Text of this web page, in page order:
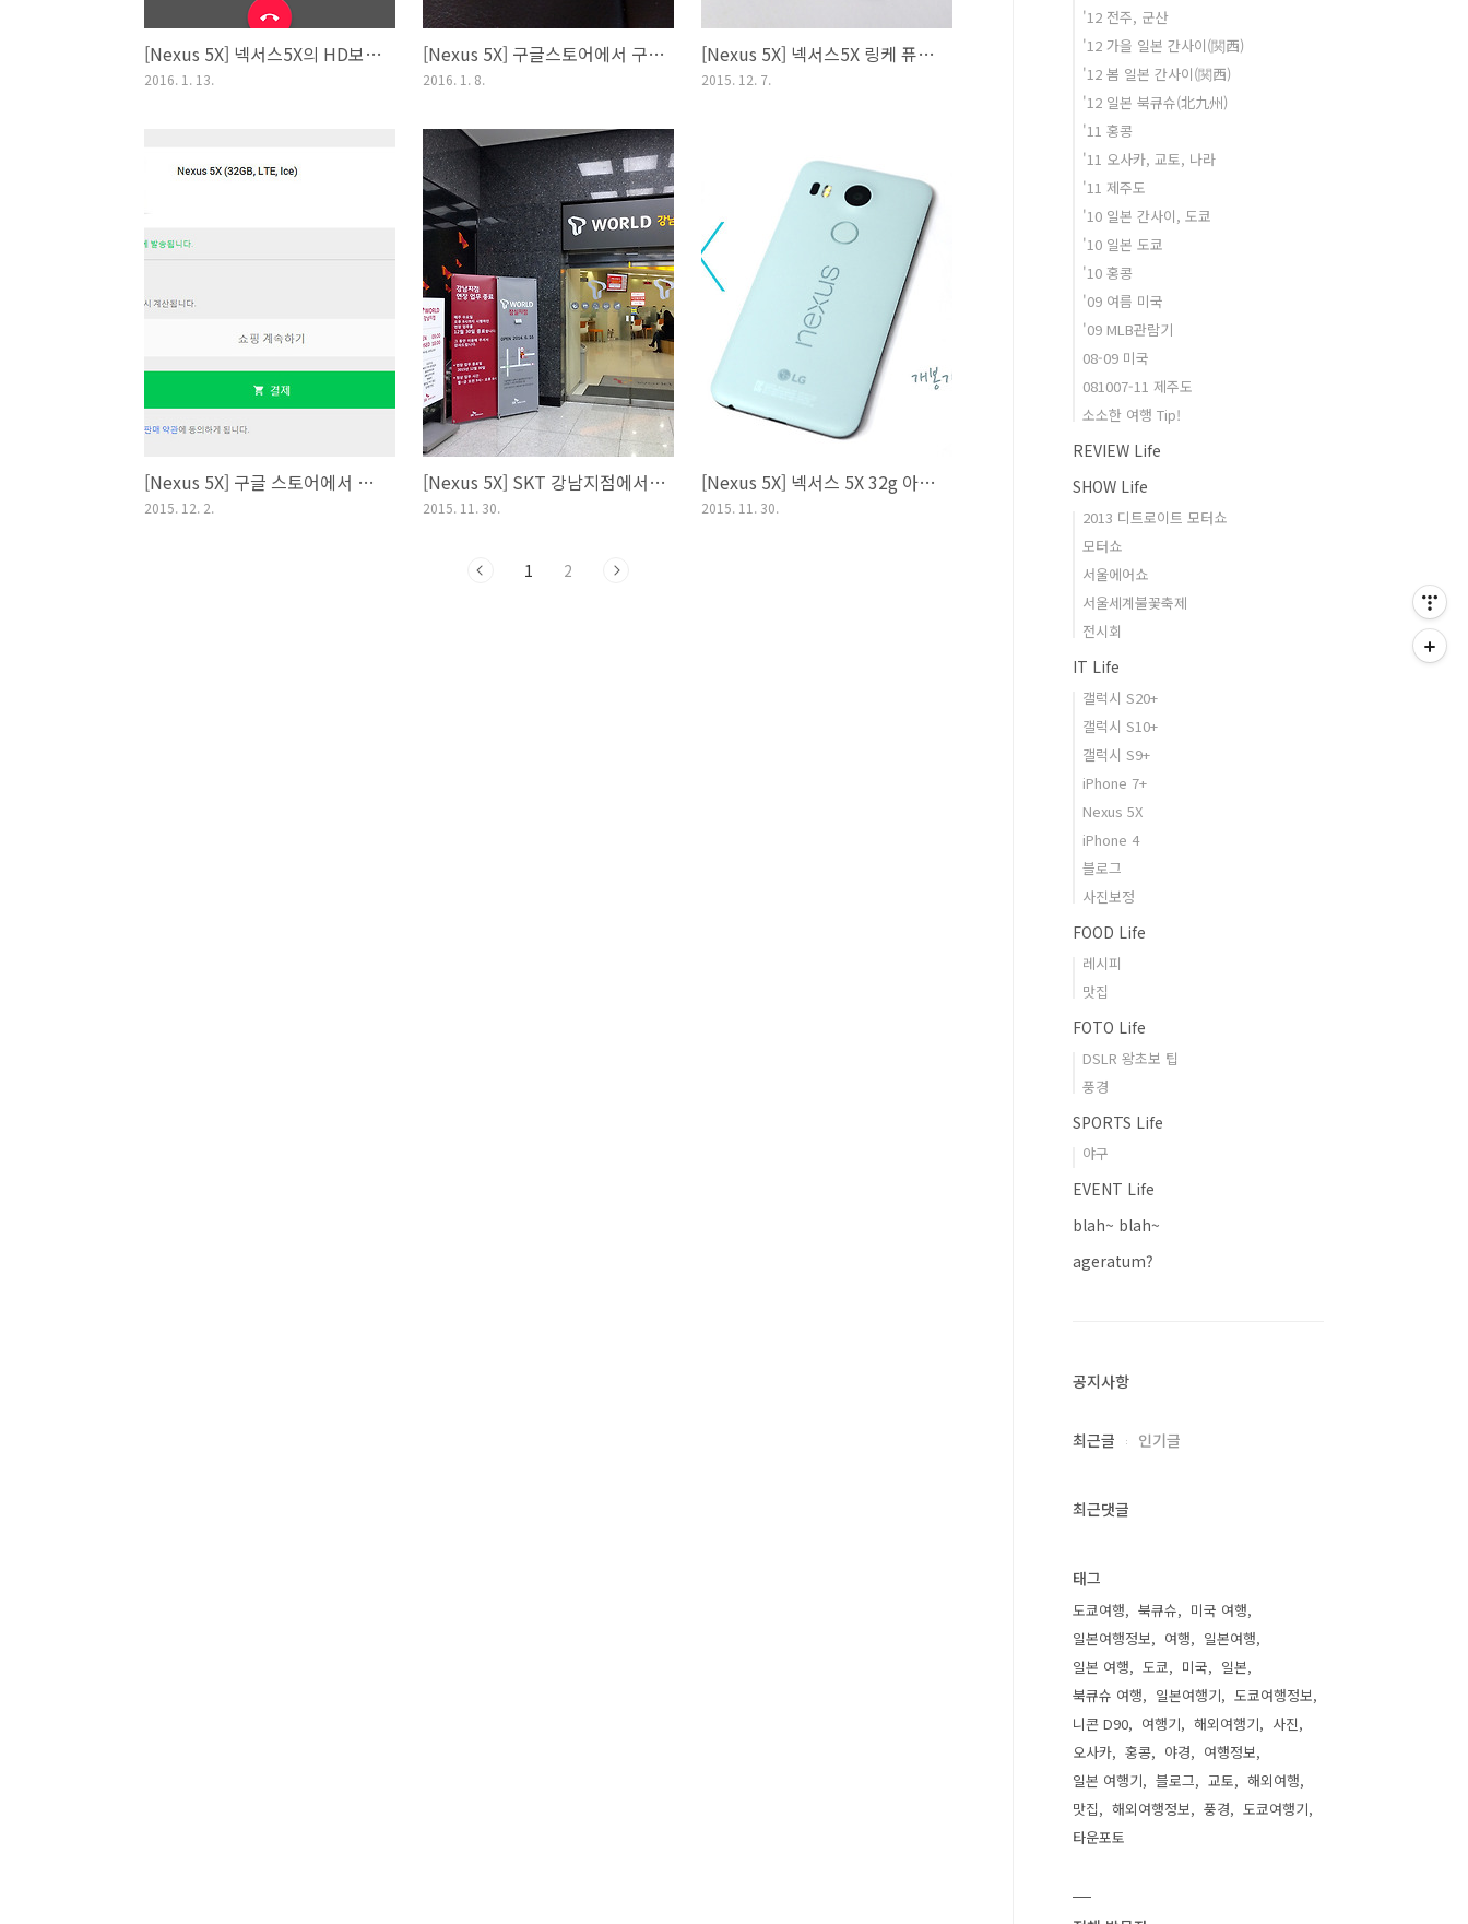
[Nexus 5X] 넥서스5X의 HD보이스 설정 및 사용여부 확인 방법
2016. 1. 13.
[Nexus 5X] 구글스토어에서 구입한 넥서스5X 교품 방법
2016. 1. 8.
[Nexus 5X] 넥서스5X 링케 퓨전 크리스탈 뷰 케이스 리뷰
2015. 12. 7.
[Nexus 5X] 구글 스토어에서 넥서스5X 구매하면 청구액이 달라지는 것 알아두세요.
2015. 12. 2.
[Nexus 5X] SKT 강남지점에서 개통 완료했습니다.
2015. 11. 30.
[Nexus 5X] 넥서스 5X 32g 아이스 개봉기 및 외형 리뷰
2015. 11. 30.
1 2
'12 전주, 군산
'12 가을 일본 간사이(関西)
'12 봄 일본 간사이(関西)
'12 일본 북큐슈(北九州)
'11 홍콩
'11 오사카, 교토, 나라
'11 제주도
'10 일본 간사이, 도쿄
'10 일본 도쿄
'10 홍콩
'09 여름 미국
'09 MLB관람기
08-09 미국
081007-11 제주도
소소한 여행 Tip!
REVIEW Life
SHOW Life
2013 디트로이트 모터쇼
모터쇼
서울에어쇼
서울세계불꽃축제
전시회
IT Life
갤럭시 S20+
갤럭시 S10+
갤럭시 S9+
iPhone 7+
Nexus 5X
iPhone 4
블로그
사진보정
FOOD Life
레시피
맛집
FOTO Life
DSLR 왕초보 팁
풍경
SPORTS Life
야구
EVENT Life
blah~ blah~
ageratum?
공지사항
최근글 인기글
최근댓글
태그
도쿄여행 북큐슈
미국 여행
일본여행정보
여행
일본여행
일본 여행
도쿄 미국
일본
북큐슈 여행
일본여행기
도쿄여행정보
니콘 D90
여행기 해외여행기
사진
오사카
홍콩 야경
여행정보
일본 여행기
블로그 교토
해외여행
맛집
해외여행정보 풍경
도쿄여행기
타운포토